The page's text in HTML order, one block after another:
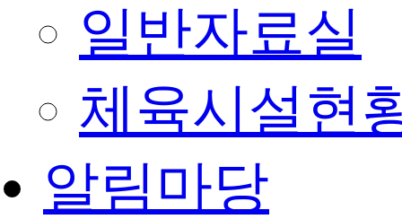
일반자료실
체육시설현
알림마당